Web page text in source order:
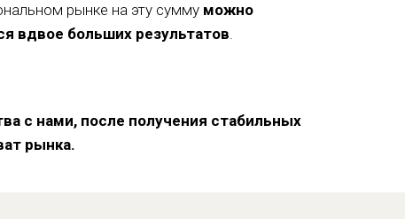
рынке на эту сумму можно
вдвое больших результатов.
с нами, после получения стабильных
рынка.